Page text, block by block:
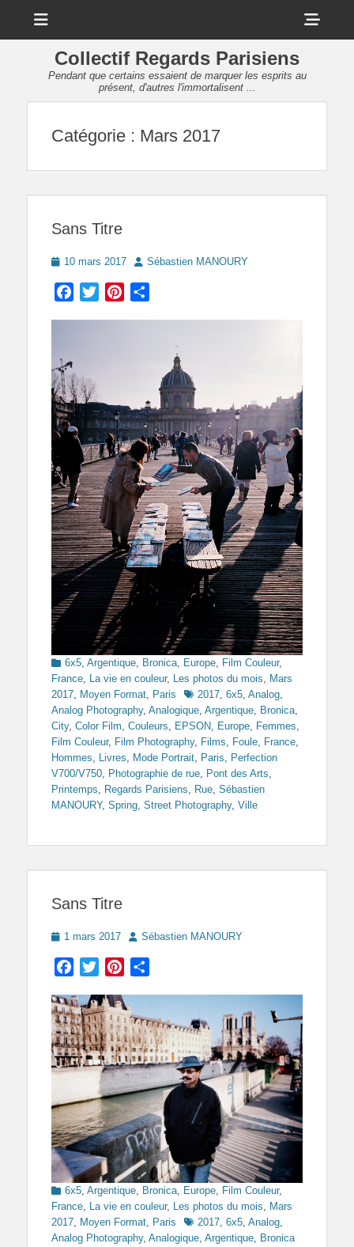
Collectif Regards Parisiens
Pendant que certains essaient de marquer les esprits au
présent, d'autres l'immortalisent ...
Catégorie : Mars 2017
Sans Titre
Posted
10 mars 2017 Author
Sébastien MANOURY
Facebook
TwitterPinterest
Categories
6x5 Argentique Bronica Europe Film Couleur,
France
La vie en couleur, Les photos du mois
Mars
2017
Moyen Format Paris Tags2017 6x5 Analog
Analog Photography, Analogique Argentique Bronica
City, Color Film Couleurs EPSON Europe Femmes
Film Couleur, Film Photography, Films Foule France
Hommes
Livres Mode Portrait Paris
Perfection
V700/V750
Photographie de rue Pont des Arts
Printemps
Regards Parisiens Rue Sébastien
MANOURY, Spring Street Photography, Ville
Sans Titre
Posted
1 mars 2017 Author
Sébastien MANOURY
Facebook
TwitterPinterest
Categories
6x5, Argentique, Bronica, Europe, Film Couleur,
France, La vie en couleur, Les photos du mois, Mars
2017, Moyen Format, Paris Tags2017, 6x5, Analog,
Analog Photography, Analogique, Argentique, Bronica